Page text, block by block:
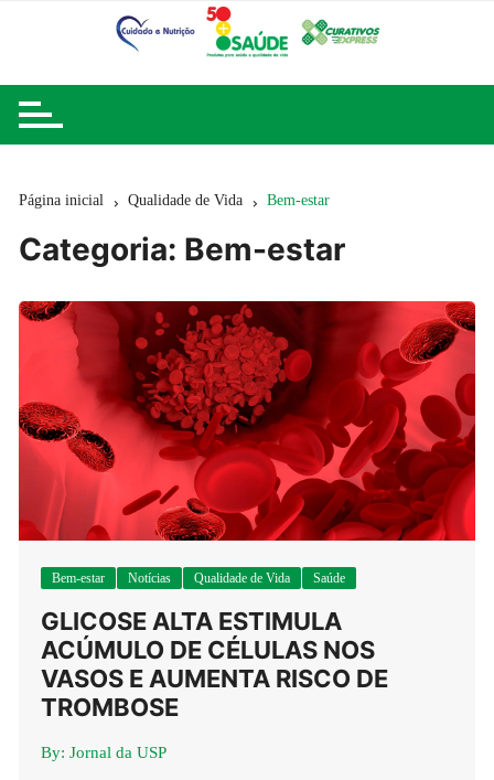
Página inicial Qualidade de Vida Bem-estar
Categoria: Bem-estar
Bem-estar Notícias Qualidade de Vida Saúde
GLICOSE ALTA ESTIMULA
ACÚMULO DE CÉLULAS NOS
VASOS E AUMENTA RISCO DE
TROMBOSE
By: Jornal da USP